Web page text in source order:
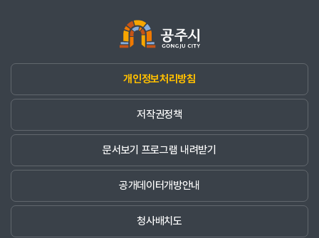
개인정보처리방침
저작권정책
문서보기 프로그램 내려받기
공개데이터개방안내
청사배치도